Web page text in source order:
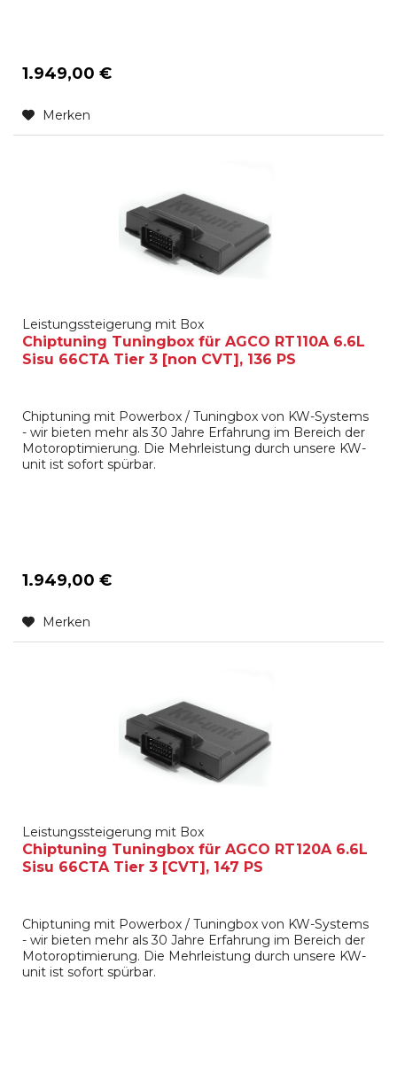
1.949,00 €
Merken
Leistungssteigerung mit Box
Chiptuning Tuningbox für AGCO RT110A 6.6L
Sisu 66CTA Tier 3 [non CVT], 136 PS
Chiptuning mit Powerbox / Tuningbox von KW-Systems
- wir bieten mehr als 30 Jahre Erfahrung im Bereich der
Motoroptimierung. Die Mehrleistung durch unsere KW-
unit ist sofort spürbar.
1.949,00 €
Merken
Leistungssteigerung mit Box
Chiptuning Tuningbox für AGCO RT120A 6.6L
Sisu 66CTA Tier 3 [CVT], 147 PS
Chiptuning mit Powerbox / Tuningbox von KW-Systems
- wir bieten mehr als 30 Jahre Erfahrung im Bereich der
Motoroptimierung. Die Mehrleistung durch unsere KW-
unit ist sofort spürbar.